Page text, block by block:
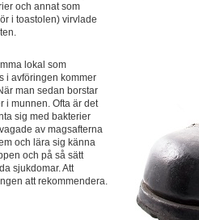
och annat som
i toastolen) virvlade
lokal som
i avföringen kommer
man sedan borstar
i munnen. Ofta är det
sig med bakterier
av magsafterna
och lära sig känna
och på så sätt
sjukdomar. Att
att rekommendera.